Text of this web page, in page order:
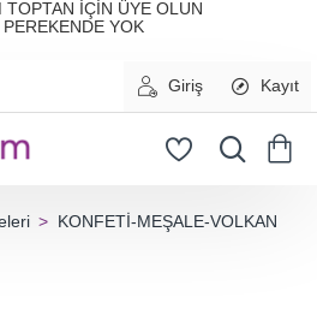
TOPTAN İÇİN ÜYE OLUN
YOK
Giriş Kayıt
KONFETİ-MEŞALE-VOLKAN